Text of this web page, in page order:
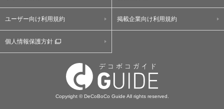
ユーザー向け利用規約 掲載企業向け利用規約
個人情報保護方針
Copyright © DeCoBoCo Guide All rights reserved.